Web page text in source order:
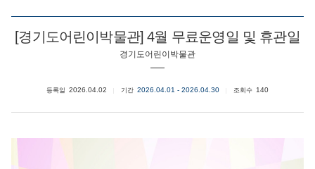
[경기도어린이박물관] 4월 무료운영일 및 휴관일
경기도어린이박물관
등록일 2026.04.02 기간 2026.04.01 - 2026.04.30 조회수 140